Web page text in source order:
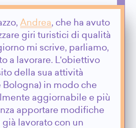
Andrea, che ha avuto
giri turistici di qualità
mi scrive, parliamo,
a lavorare. L'obiettivo
della sua attività
Bologna) in modo che
aggiornabile e più
apportare modifiche
lavorato con un